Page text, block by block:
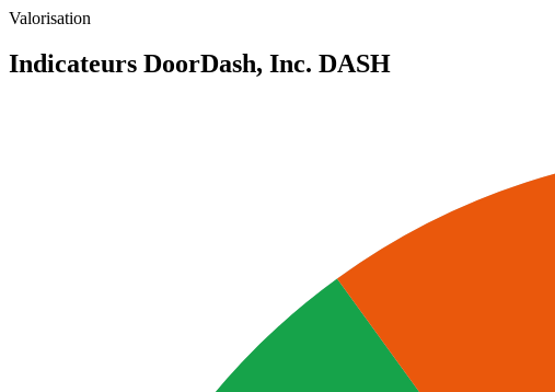
Valorisation
Indicateurs DoorDash, Inc. DASH